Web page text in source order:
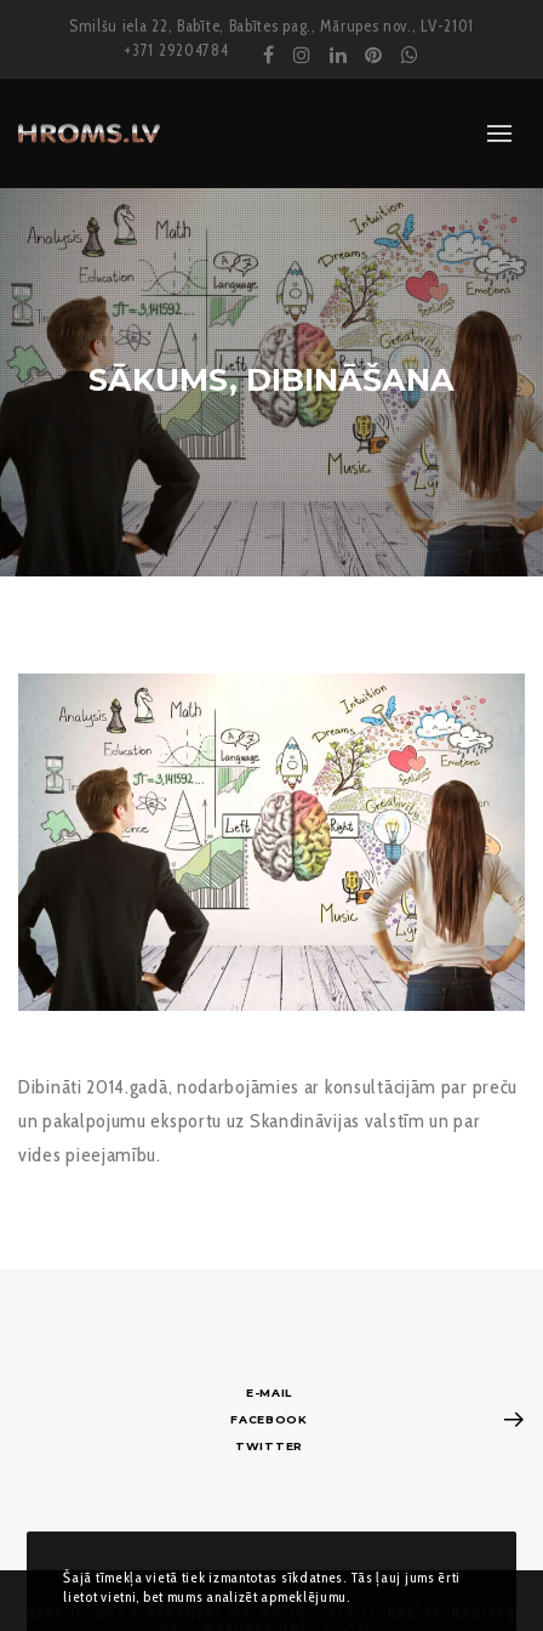
Smilšu iela 22, Babīte, Babītes pag., Mārupes nov., LV-2101
+371 29204784
SĀKUMS, DIBINĀŠANA
Dibināti 2014.gadā, nodarbojāmies ar konsultācijām par preču
un pakalpojumu eksportu uz Skandināvijas valstīm un par
vides pieejamību.
E-MAIL
FACEBOOK
TWITTER
Šajā tīmekļa vietā tiek izmantotas sīkdatnes. Tās ļauj jums ērti
lietot vietni, bet mums analizēt apmeklējumu.